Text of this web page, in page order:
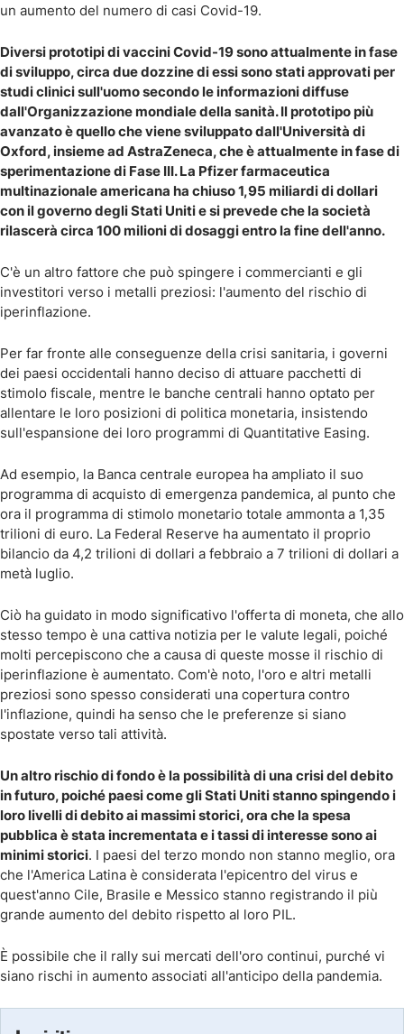
un aumento del numero di casi Covid-19.
Diversi prototipi di vaccini Covid-19 sono attualmente in fase
di sviluppo, circa due dozzine di essi sono stati approvati per
studi clinici sull'uomo secondo le informazioni diffuse
dall'Organizzazione mondiale della sanità. Il prototipo più
avanzato è quello che viene sviluppato dall'Università di
Oxford, insieme ad AstraZeneca, che è attualmente in fase di
sperimentazione di Fase III. La Pfizer farmaceutica
multinazionale americana ha chiuso 1,95 miliardi di dollari
con il governo degli Stati Uniti e si prevede che la società
rilascerà circa 100 milioni di dosaggi entro la fine dell'anno.
C'è un altro fattore che può spingere i commercianti e gli
investitori verso i metalli preziosi: l'aumento del rischio di
iperinflazione.
Per far fronte alle conseguenze della crisi sanitaria, i governi
dei paesi occidentali hanno deciso di attuare pacchetti di
stimolo fiscale, mentre le banche centrali hanno optato per
allentare le loro posizioni di politica monetaria, insistendo
sull'espansione dei loro programmi di Quantitative Easing.
Ad esempio, la Banca centrale europea ha ampliato il suo
programma di acquisto di emergenza pandemica, al punto che
ora il programma di stimolo monetario totale ammonta a 1,35
trilioni di euro. La Federal Reserve ha aumentato il proprio
bilancio da 4,2 trilioni di dollari a febbraio a 7 trilioni di dollari a
metà luglio.
Ciò ha guidato in modo significativo l'offerta di moneta, che allo
stesso tempo è una cattiva notizia per le valute legali, poiché
molti percepiscono che a causa di queste mosse il rischio di
iperinflazione è aumentato. Com'è noto, l'oro e altri metalli
preziosi sono spesso considerati una copertura contro
l'inflazione, quindi ha senso che le preferenze si siano
spostate verso tali attività.
Un altro rischio di fondo è la possibilità di una crisi del debito
in futuro, poiché paesi come gli Stati Uniti stanno spingendo i
loro livelli di debito ai massimi storici, ora che la spesa
pubblica è stata incrementata e i tassi di interesse sono ai
minimi storici. I paesi del terzo mondo non stanno meglio, ora
che l'America Latina è considerata l'epicentro del virus e
quest'anno Cile, Brasile e Messico stanno registrando il più
grande aumento del debito rispetto al loro PIL.
È possibile che il rally sui mercati dell'oro continui, purché vi
siano rischi in aumento associati all'anticipo della pandemia.